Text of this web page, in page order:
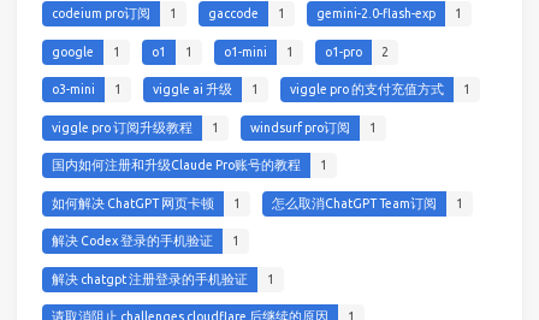
codeium pro订阅 1 gaccode 1 gemini-2.0-flash-exp 1
google 1 o1 1 o1-mini 1 o1-pro 2
o3-mini 1 viggle ai 升级 1 viggle pro 的支付充值方式 1
viggle pro 订阅升级教程 1 windsurf pro订阅 1
国内如何注册和升级Claude Pro账号的教程 1
如何解决 ChatGPT 网页卡顿 1 怎么取消ChatGPT Team订阅 1
解决 Codex 登录的手机验证 1
解决 chatgpt 注册登录的手机验证 1
请取消阻止 challenges cloudflare 后继续的原因 1